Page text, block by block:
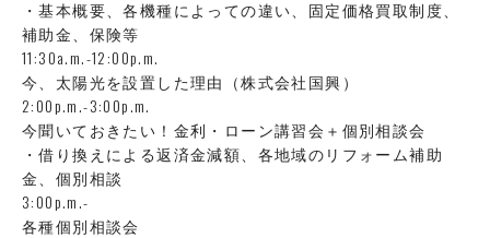
・基本概要、各機種によっての違い、固定価格買取制度、
補助金、保険等
11:30a.m.-12:00p.m.
今、太陽光を設置した理由（株式会社国興）
2:00p.m.-3:00p.m.
今聞いておきたい！金利・ローン講習会＋個別相談会
・借り換えによる返済金減額、各地域のリフォーム補助
金、個別相談
3:00p.m.-
各種個別相談会